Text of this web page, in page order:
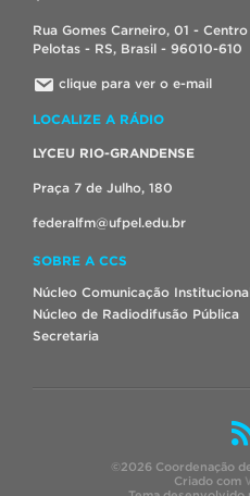
Rua Gomes Carneiro, 01 - Centro
Pelotas - RS, Brasil - 96010-610
clique para ver o e-mail
LOCALIZE A RÁDIO
LYCEU RIO-GRANDENSE
Praça 7 de Julho, 180
federalfm@ufpel.edu.br
SOBRE A CCS
Núcleo Comunicação
Núcleo de Radiodifusão Pública
Secretaria
©2026 Coordenação
Criado com